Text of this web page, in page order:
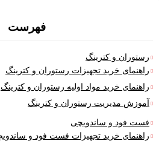
فهرست
رستوران و کترینگ
راهنمای خرید تجهیزات رستوران و کترینگ
راهنمای خرید مواد اولیه رستوران و کترینگ
آموزش مدیریت رستوران و کترینگ
فست فود و ساندویچی
راهنمای خرید تجهیزات فست فود و ساندویچی